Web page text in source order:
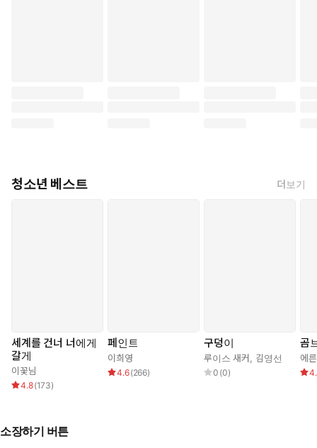
청소년 베스트 더보기
세계를 건너 너에게
갈게
이꽃님
4.8(173)
페인트
이희영
4.6(266)
구덩이
루이스 새커 김영선
0 (0)
곰
소장하기 버튼